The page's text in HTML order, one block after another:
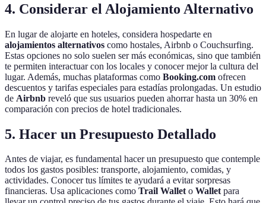
4. Considerar el Alojamiento Alternativo
En lugar de alojarte en hoteles, considera hospedarte en
alojamientos alternativos como hostales, Airbnb o Couchsurfing.
Estas opciones no solo suelen ser más económicas, sino que también
te permiten interactuar con los locales y conocer mejor la cultura del
lugar. Además, muchas plataformas como Booking.com ofrecen
descuentos y tarifas especiales para estadías prolongadas. Un estudio
de Airbnb reveló que sus usuarios pueden ahorrar hasta un 30% en
comparación con precios de hotel tradicionales.
5. Hacer un Presupuesto Detallado
Antes de viajar, es fundamental hacer un presupuesto que contemple
todos los gastos posibles: transporte, alojamiento, comidas, y
actividades. Conocer tus límites te ayudará a evitar sorpresas
financieras. Usa aplicaciones como Trail Walleto Walletpara